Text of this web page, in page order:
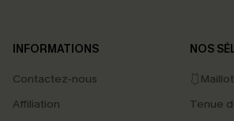
INFORMATIONS
Contactez-nous
Affiliation
NOS
Tenue
marketing (y compris du contenu généré par l'IA)